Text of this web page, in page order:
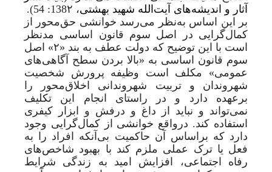
آثار و اندیشه‌های ‌آیت‌الله ‌شهید بهشتی، 138۲: 54).
بر این اساس به‌نظر می‌رسد خوانشی حق‌محور از
کمال‌گرایی در اصل سوم قانون اساسی مدنظر
است با این توضیح که دولت عطف به بند «۲» اصل
سوم قانون اساسی به «بالا بردن سطح آگاهی‌های
عمومی» مکلف است وظیفه پرورش شخصیت
شهروندان و تربیت شهروندانی اخلاق‌محور را
برعهده دارد و در راستای انجام این تکلیف
نمی‌تواند و نباید از داغ و درفش و ابزار کیفری
استفاده کند. درواقع خوانشی از کمال‌گرایی وجود
دارد که براساس آن حاکمیت بی‌آنکه افراد را به
فعل یا ترک عملی ملزم کند با بهبود شاخص‌های
رفاه اجتماعی، افزایش امید به زندگی شرایط